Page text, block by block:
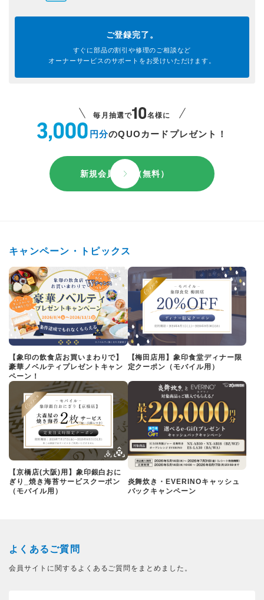
ご登録完了。
すぐに部品の割引や修理のご相談など
オーナーサービスのサポートを お受けいただけます。
毎月抽選で 名様に
円分のQUOカードプレゼント！
新規会員登録（無料）
キャンペーン・トピックス
【象印の飲食店お買いまわりで】
豪華ノベルティプレゼントキャン
ペーン！
【梅田店用】象印食堂ディナー限
定クーポン（モバイル用）
【京橋店(大阪)用】象印銀白おに
ぎり_焼き海苔サービスクーポン
（モバイル用）
炎舞炊き・EVERINOキャッシュ
バックキャンペーン
よくあるご質問
会員サイトに関するよくあるご質問をまとめました。